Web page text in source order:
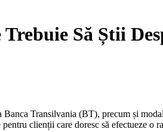
Să Știi
Transilvania (BT), precum și
clienții care doresc să efectueze o